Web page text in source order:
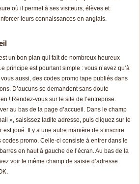
où il permet à ses visiteurs, élèves et
leurs connaissances en anglais.
un bon plan qui fait de nombreux heureux
principe est pourtant simple : vous n’avez qu’à
aussi, des codes promo tape publiés dans
D’aucuns se demandent sans doute
! Rendez-vous sur le site de l’entreprise.
au bas de la page d’accueil. Dans le champ
», saisissez ladite adresse, puis cliquez sur le
est joué. Il y a une autre manière de s’inscrire
promo. Celle-ci consiste à entrer dans le
en haut à gauche de l’écran. Au bas de la
voir le même champ de saisie d’adresse